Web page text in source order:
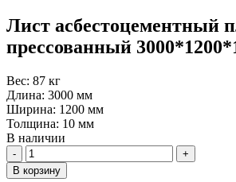
Лист асбестоцементный
прессованный
Вес: 87 кг
Длина: 3000 мм
Ширина: 1200 мм
Толщина: 10 мм
В наличии
Количество
В корзину